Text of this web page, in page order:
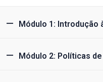
Módulo 1: Introdução
Módulo 2: Políticas de